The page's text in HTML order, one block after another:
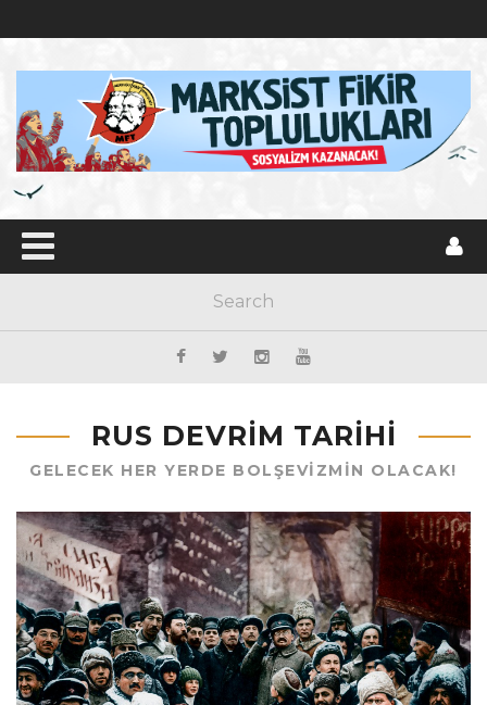
RUS DEVRIM TARIHI
GELECEK HER YERDE BOLŞEVIZMIN OLACAK!